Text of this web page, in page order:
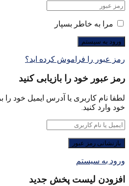
مرا به خاطر بسپار
رمز عبور را فراموش کرده اید؟
رمز عبور خود را بازیابی کنید
لطفا نام کاربری یا آدرس ایمیل خود را
خود وارد کنید.
ورود به سیستم
افزودن لیست پخش جدید